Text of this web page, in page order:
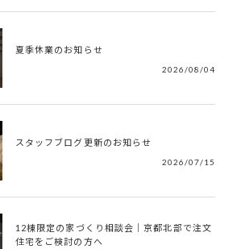
夏季休業のお知らせ
2026/08/04
スタッフブログ更新のお知らせ
2026/07/15
12棟限定の家づくり相談会｜京都北部で注文
住宅をご検討の方へ